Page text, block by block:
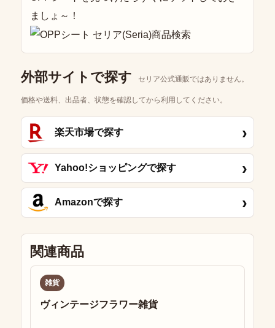
ましょ～！
外部サイトで探す セリア公式通販ではありません。
価格や送料、出品者、状態を確認してから利用してください。
楽天市場で探す ›
Yahoo!ショッピングで探す ›
Amazonで探す ›
関連商品
雑貨
ヴィンテージフラワー雑貨